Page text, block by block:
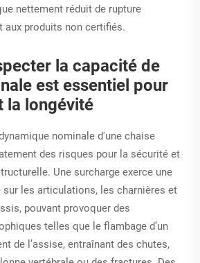
nettement réduit de rupture
aux produits non certifiés.
la capacité de
est essentiel pour
la longévité
nominale d'une chaise
des risques pour la sécurité et
Une surcharge exerce une
les articulations, les charnières et
pouvant provoquer des
telles que le flambage d’un
de l’assise, entraînant des chutes,